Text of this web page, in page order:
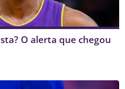
O alerta que chegou